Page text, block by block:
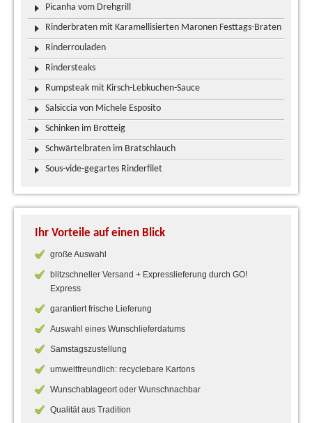
Picanha vom Drehgrill
Rinderbraten mit Karamellisierten Maronen Festtags-Braten
Rinderrouladen
Rindersteaks
Rumpsteak mit Kirsch-Lebkuchen-Sauce
Salsiccia von Michele Esposito
Schinken im Brotteig
Schwärtelbraten im Bratschlauch
Sous-vide-gegartes Rinderfilet
Ihr Vorteile auf einen Blick
große Auswahl
blitzschneller Versand + Expresslieferung durch GO!
Express
garantiert frische Lieferung
Auswahl eines Wunschlieferdatums
Samstagszustellung
umweltfreundlich: recyclebare Kartons
Wunschablageort oder Wunschnachbar
Qualität aus Tradition